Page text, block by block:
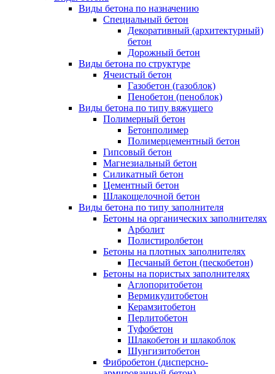
Виды бетона по назначению
Специальный бетон
Декоративный (архитектурный)
бетон
Дорожный бетон
Виды бетона по структуре
Ячеистый бетон
Газобетон (газоблок)
Пенобетон (пеноблок)
Виды бетона по типу вяжущего
Полимерный бетон
Бетонполимер
Полимерцементный бетон
Гипсовый бетон
Магнезиальный бетон
Силикатный бетон
Цементный бетон
Шлакощелочной бетон
Виды бетона по типу заполнителя
Бетоны на органических заполнителях
Арболит
Полистиролбетон
Бетоны на плотных заполнителях
Песчаный бетон (пескобетон)
Бетоны на пористых заполнителях
Аглопоритобетон
Вермикулитобетон
Керамзитобетон
Перлитобетон
Туфобетон
Шлакобетон и шлакоблок
Шунгизитобетон
Фибробетон (дисперсно-